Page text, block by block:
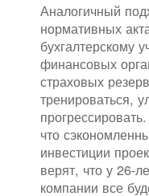
Аналогичный
нормативных
бухгалтерскому
финансовых
страховых
тренироваться,
что
инвестиции
верят, что у 26-
компании все